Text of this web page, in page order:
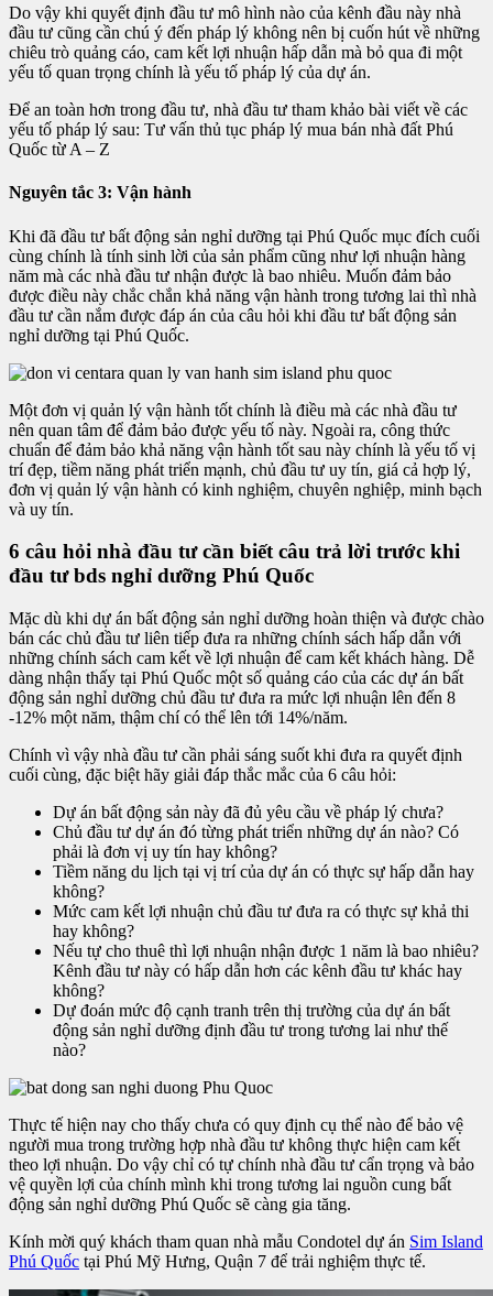
Do vậy khi quyết định đầu tư mô hình nào của kênh đầu này nhà
đầu tư cũng cần chú ý đến pháp lý không nên bị cuốn hút về những
chiêu trò quảng cáo, cam kết lợi nhuận hấp dẫn mà bỏ qua đi một
yếu tố quan trọng chính là yếu tố pháp lý của dự án.
Để an toàn hơn trong đầu tư, nhà đầu tư tham khảo bài viết về các
yếu tố pháp lý sau: Tư vấn thủ tục pháp lý mua bán nhà đất Phú
Quốc từ A – Z
Nguyên tắc 3: Vận hành
Khi đã đầu tư bất động sản nghỉ dưỡng tại Phú Quốc mục đích cuối
cùng chính là tính sinh lời của sản phẩm cũng như lợi nhuận hàng
năm mà các nhà đầu tư nhận được là bao nhiêu. Muốn đảm bảo
được điều này chắc chắn khả năng vận hành trong tương lai thì nhà
đầu tư cần nắm được đáp án của câu hỏi khi đầu tư bất động sản
nghỉ dưỡng tại Phú Quốc.
Một đơn vị quản lý vận hành tốt chính là điều mà các nhà đầu tư
nên quan tâm để đảm bảo được yếu tố này. Ngoài ra, công thức
chuẩn để đảm bảo khả năng vận hành tốt sau này chính là yếu tố vị
trí đẹp, tiềm năng phát triển mạnh, chủ đầu tư uy tín, giá cả hợp lý,
đơn vị quản lý vận hành có kinh nghiệm, chuyên nghiệp, minh bạch
và uy tín.
6 câu hỏi nhà đầu tư cần biết câu trả lời trước khi
đầu tư bds nghỉ dưỡng Phú Quốc
Mặc dù khi dự án bất động sản nghỉ dưỡng hoàn thiện và được chào
bán các chủ đầu tư liên tiếp đưa ra những chính sách hấp dẫn với
những chính sách cam kết về lợi nhuận để cam kết khách hàng. Dễ
dàng nhận thấy tại Phú Quốc một số quảng cáo của các dự án bất
động sản nghỉ dưỡng chủ đầu tư đưa ra mức lợi nhuận lên đến 8
-12% một năm, thậm chí có thể lên tới 14%/năm.
Chính vì vậy nhà đầu tư cần phải sáng suốt khi đưa ra quyết định
cuối cùng, đặc biệt hãy giải đáp thắc mắc của 6 câu hỏi:
Dự án bất động sản này đã đủ yêu cầu về pháp lý chưa?
Chủ đầu tư dự án đó từng phát triển những dự án nào? Có
phải là đơn vị uy tín hay không?
Tiềm năng du lịch tại vị trí của dự án có thực sự hấp dẫn hay
không?
Mức cam kết lợi nhuận chủ đầu tư đưa ra có thực sự khả thi
hay không?
Nếu tự cho thuê thì lợi nhuận nhận được 1 năm là bao nhiêu?
Kênh đầu tư này có hấp dẫn hơn các kênh đầu tư khác hay
không?
Dự đoán mức độ cạnh tranh trên thị trường của dự án bất
động sản nghỉ dưỡng định đầu tư trong tương lai như thế
nào?
Thực tế hiện nay cho thấy chưa có quy định cụ thể nào để bảo vệ
người mua trong trường hợp nhà đầu tư không thực hiện cam kết
theo lợi nhuận. Do vậy chỉ có tự chính nhà đầu tư cẩn trọng và bảo
vệ quyền lợi của chính mình khi trong tương lai nguồn cung bất
động sản nghỉ dưỡng Phú Quốc sẽ càng gia tăng.
Kính mời quý khách tham quan nhà mẫu Condotel dự án Sim Island
Phú Quốc tại Phú Mỹ Hưng, Quận 7 để trải nghiệm thực tế.